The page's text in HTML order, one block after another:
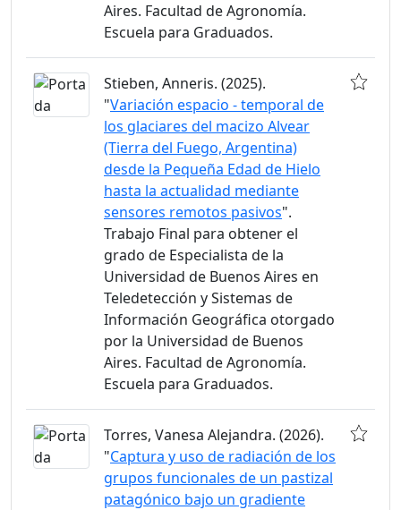
Aires. Facultad de Agronomía.
Escuela para Graduados.
Stieben, Anneris. (2025).
"Variación espacio - temporal de
los glaciares del macizo Alvear
(Tierra del Fuego, Argentina)
desde la Pequeña Edad de Hielo
hasta la actualidad mediante
sensores remotos pasivos".
Trabajo Final para obtener el
grado de Especialista de la
Universidad de Buenos Aires en
Teledetección y Sistemas de
Información Geográfica otorgado
por la Universidad de Buenos
Aires. Facultad de Agronomía.
Escuela para Graduados.
Torres, Vanesa Alejandra. (2026).
"Captura y uso de radiación de los
grupos funcionales de un pastizal
patagónico bajo un gradiente